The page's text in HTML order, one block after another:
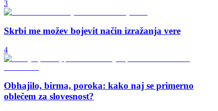
3
Skrbi me možev bojevit način izražanja vere
4
Obhajilo, birma, poroka: kako naj se primerno
oblečem za slovesnost?